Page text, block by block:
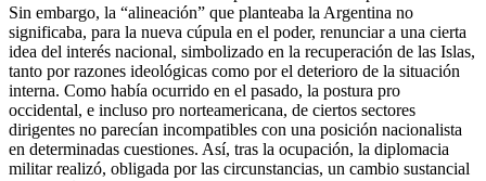
Sin embargo, la “alineación” que planteaba la Argentina no
significaba, para la nueva cúpula en el poder, renunciar a una cierta
idea del interés nacional, simbolizado en la recuperación de las Islas,
tanto por razones ideológicas como por el deterioro de la situación
interna. Como había ocurrido en el pasado, la postura pro
occidental, e incluso pro norteamericana, de ciertos sectores
dirigentes no parecían incompatibles con una posición nacionalista
en determinadas cuestiones. Así, tras la ocupación, la diplomacia
militar realizó, obligada por las circunstancias, un cambio sustancial